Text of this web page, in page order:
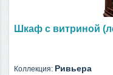
Шкаф с витриной
Коллекция: Ривьера